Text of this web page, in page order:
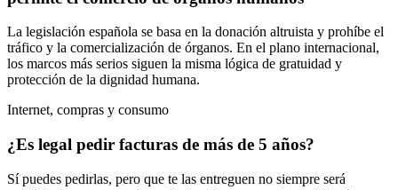
La legislación española se basa en la donación altruista y prohíbe el
tráfico y la comercialización de órganos. En el plano internacional,
los marcos más serios siguen la misma lógica de gratuidad y
protección de la dignidad humana.
Internet, compras y consumo
¿Es legal pedir facturas de más de 5 años?
Sí puedes pedirlas, pero que te las entreguen no siempre será